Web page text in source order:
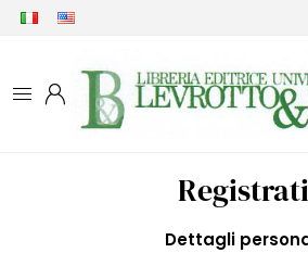
Registrati
Dettagli